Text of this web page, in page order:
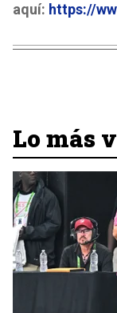
aquí: https://
Lo más